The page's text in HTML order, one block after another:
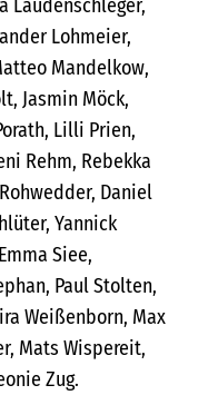
Laudenschleger,
Lohmeier,
Mandelkow,
Jasmin Möck,
Lilli Prien,
Rehm, Rebekka
Daniel
Yannick
Siee,
Paul Stolten,
Weißenborn, Max
Mats Wispereit,
Zug.